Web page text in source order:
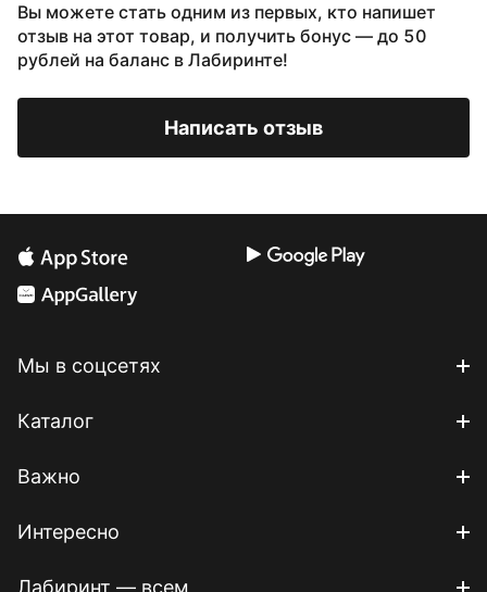
Вы можете стать одним из первых, кто напишет
отзыв на этот товар, и получить бонус — до 50
рублей на баланс в Лабиринте!
Написать отзыв
Мы в соцсетях
Каталог
Важно
Интересно
Лабиринт — всем